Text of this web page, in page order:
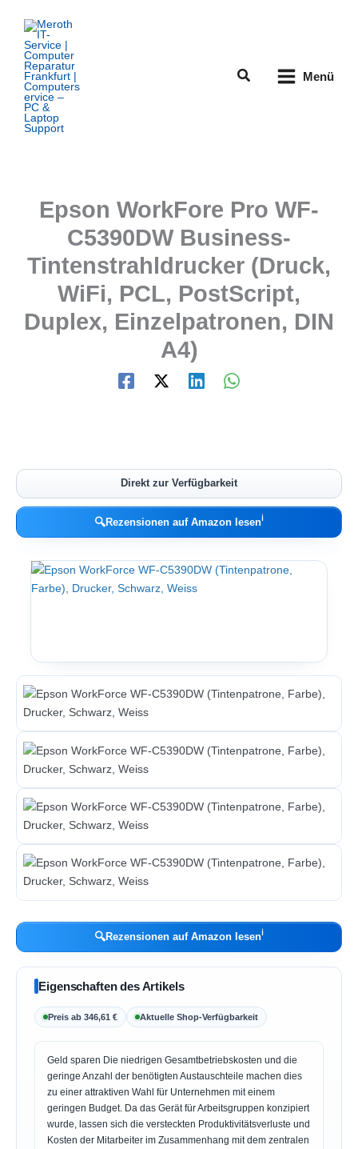
Inhalt
springen
Suchen Menü
Epson WorkFore Pro WF-
C5390DW Business-
Tintenstrahldrucker (Druck,
WiFi, PCL, PostScript,
Duplex, Einzelpatronen, DIN
A4)
Direkt zur Verfügbarkeit
🔍Rezensionen auf Amazon lesenℹ︎
🔍Rezensionen auf Amazon lesenℹ︎
Eigenschaften des Artikels
Preis ab 346,61 € Aktuelle Shop-Verfügbarkeit
Geld sparen Die niedrigen Gesamtbetriebskosten und die
geringe Anzahl der benötigten Austauschteile machen dies
zu einer attraktiven Wahl für Unternehmen mit einem
geringen Budget. Da das Gerät für Arbeitsgruppen konzipiert
wurde, lassen sich die versteckten Produktivitätsverluste und
Kosten der Mitarbeiter im Zusammenhang mit dem zentralen